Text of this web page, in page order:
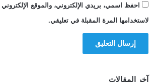
احفظ اسمي، بريدي الإلكتروني، والموقع
لاستخدامها المرة المقبلة في تعليقي.
آخر المقالات